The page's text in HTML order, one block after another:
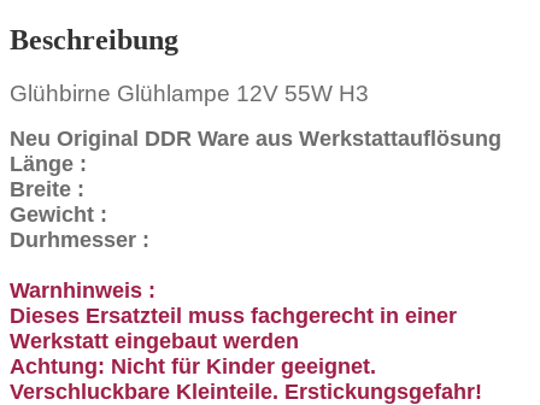
Beschreibung
Glühbirne Glühlampe 12V 55W H3
Neu Original DDR Ware aus Werkstattauflösung
Länge :
Breite :
Gewicht :
Durhmesser :
Warnhinweis :
Dieses Ersatzteil muss fachgerecht in einer
Werkstatt eingebaut werden
Achtung: Nicht für Kinder geeignet.
Verschluckbare Kleinteile. Erstickungsgefahr!